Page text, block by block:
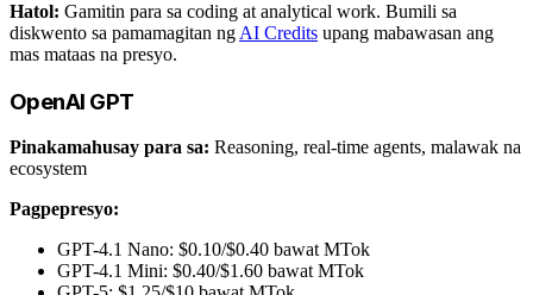
Hatol: Gamitin para sa coding at analytical work. Bumili sa
diskwento sa pamamagitan ng AI Credits upang mabawasan ang
mas mataas na presyo.
OpenAI GPT
Pinakamahusay para sa: Reasoning, real-time agents, malawak na
ecosystem
Pagpepresyo:
GPT-4.1 Nano: $0.10/$0.40 bawat MTok
GPT-4.1 Mini: $0.40/$1.60 bawat MTok